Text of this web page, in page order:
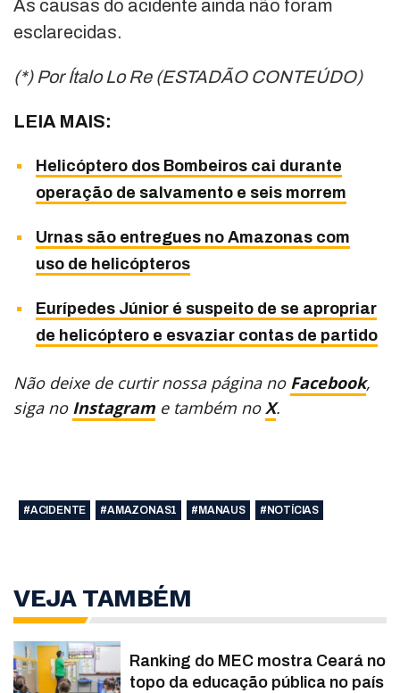
As causas do acidente ainda não foram
esclarecidas.
(*) Por Ítalo Lo Re (ESTADÃO CONTEÚDO)
LEIA MAIS:
Helicóptero dos Bombeiros cai durante
operação de salvamento e seis morrem
Urnas são entregues no Amazonas com
uso de helicópteros
Eurípedes Júnior é suspeito de se apropriar
de helicóptero e esvaziar contas de partido
Não deixe de curtir nossa página no Facebook,
siga no Instagram e também noX.
#ACIDENTE #AMAZONAS1 #MANAUS #NOTÍCIAS
VEJA TAMBÉM
Ranking do MEC mostra Ceará no
topo da educação pública no país